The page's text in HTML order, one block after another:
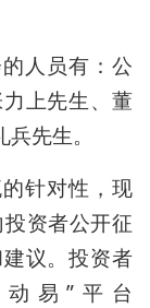
人员有：公
上先生、董
先生。
针对性，现
资者公开征
议。投资者
易”平台